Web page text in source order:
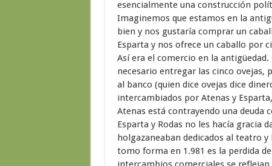
esencialmente una construcción
Imaginemos que estamos en la
bien y nos gustaría comprar un
Esparta y nos ofrece un caballo por
Así era el comercio en la
necesario entregar las cinco ovejas,
al banco (quien dice ovejas dice
intercambiados por Atenas y
Atenas está contrayendo una deuda
Esparta y Rodas no les hacía gracia
holgazaneaban dedicados al teatro
tomo forma en 1.981 es la perdida